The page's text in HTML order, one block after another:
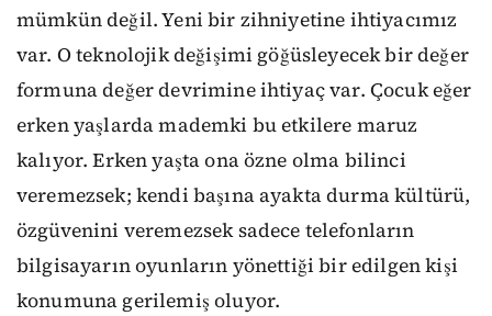
mümkün değil. Yeni bir zihniyetine ihtiyacımız
var. O teknolojik değişimi göğüsleyecek bir değer
formuna değer devrimine ihtiyaç var. Çocuk eğer
erken yaşlarda mademki bu etkilere maruz
kalıyor. Erken yaşta ona özne olma bilinci
veremezsek; kendi başına ayakta durma kültürü,
özgüvenini veremezsek sadece telefonların
bilgisayarın oyunların yönettiği bir edilgen kişi
konumuna gerilemiş oluyor.